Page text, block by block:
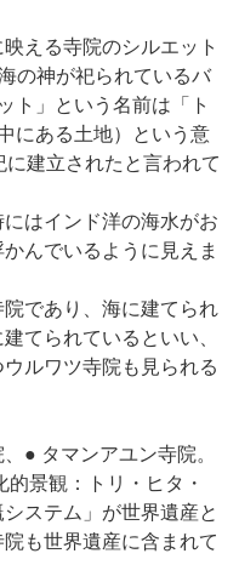
える寺院のシルエット
の神が祀られているバ
ト」という名前は「ト
にある土地）という意
建立されたと言われて
はインド洋の海水がお
んでいるように見えま
であり、海に建てられ
てられているといい、
ルワツ寺院も見られる
● タマンアユン寺院。
景観：トリ・ヒタ・
ステム」が世界遺産と
も世界遺産に含まれて